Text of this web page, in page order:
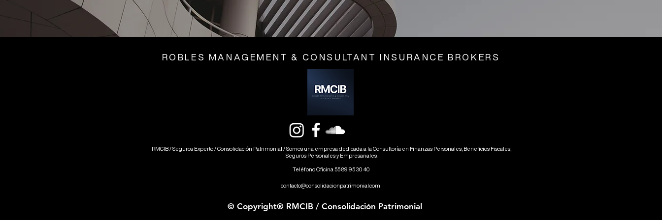
ROBLES MANAGEMENT & CONSULTANT INSURANCE BROKERS
RMCIB / Seguros Experto / Consolidación Patrimonial / Somos una empresa dedicada a la Consultoría en Finanzas Personales, Beneficios Fiscales,
Seguros Personales y Empresariales.
Teléfono Oficina 55 89 95 30 40
contacto@consolidacionpatrimonial.com
© Copyright® RMCIB / Consolidación Patrimonial